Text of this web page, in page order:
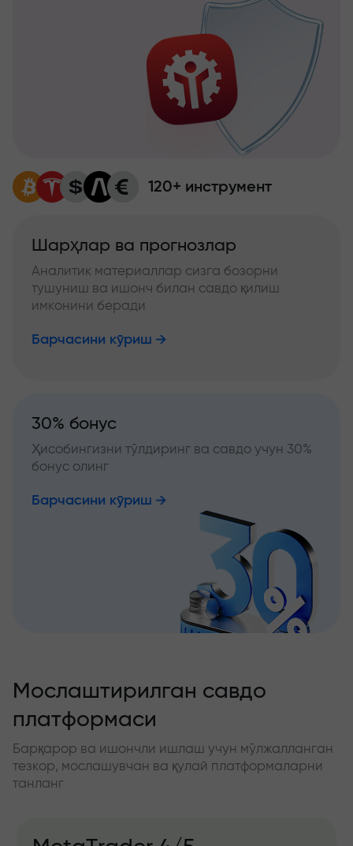
120+ инструмент
Шарҳлар ва прогнозлар
Аналитик материаллар сизга бозорни
тушуниш ва ишонч билан савдо қилиш
имконини беради
Барчасини кўриш
30% бонус
Ҳисобингизни тўлдиринг ва савдо учун 30%
бонус олинг
Барчасини кўриш
Мослаштирилган савдо
платформаси
Барқарор ва ишончли ишлаш учун мўлжалланган
тезкор, мослашувчан ва қулай платформаларни
танланг